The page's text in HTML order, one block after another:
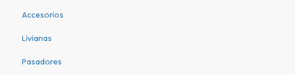
Accesorios
Livianas
Pasadores